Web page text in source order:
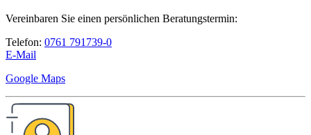
Vereinbaren Sie einen persönlichen Beratungstermin:
Telefon: 0761 791739-0
E-Mail
Google Maps